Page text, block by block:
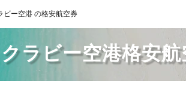
ビー空港 の格安航空券
ラビー空港格安